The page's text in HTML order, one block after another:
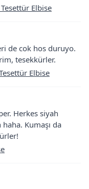
Elbise
de cok hos duruyo.
tesekkürler.
Elbise
Herkes siyah
Kumaşı da